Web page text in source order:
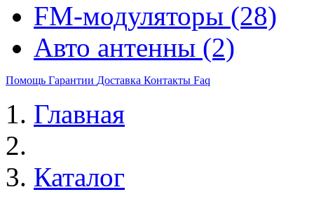
FM-модуляторы (28)
Авто антенны (2)
Помощь Гарантии Доставка Контакты Faq
Главная
Каталог